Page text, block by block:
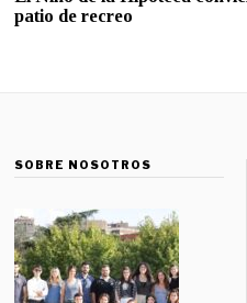
patio de recreo
SOBRE NOSOTROS